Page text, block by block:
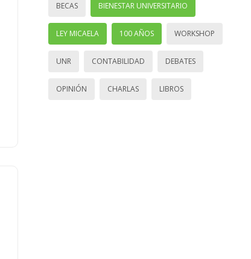
BECAS BIENESTAR UNIVERSITARIO
LEY MICAELA 100 AÑOS WORKSHOP
UNR CONTABILIDAD DEBATES
OPINIÓN CHARLAS LIBROS